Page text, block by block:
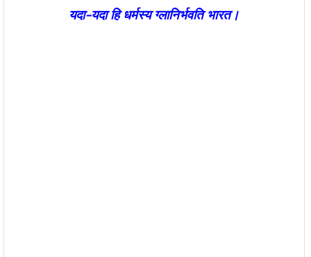
यदा-यदा हि धर्मस्य ग्लानिर्भवति भारत।